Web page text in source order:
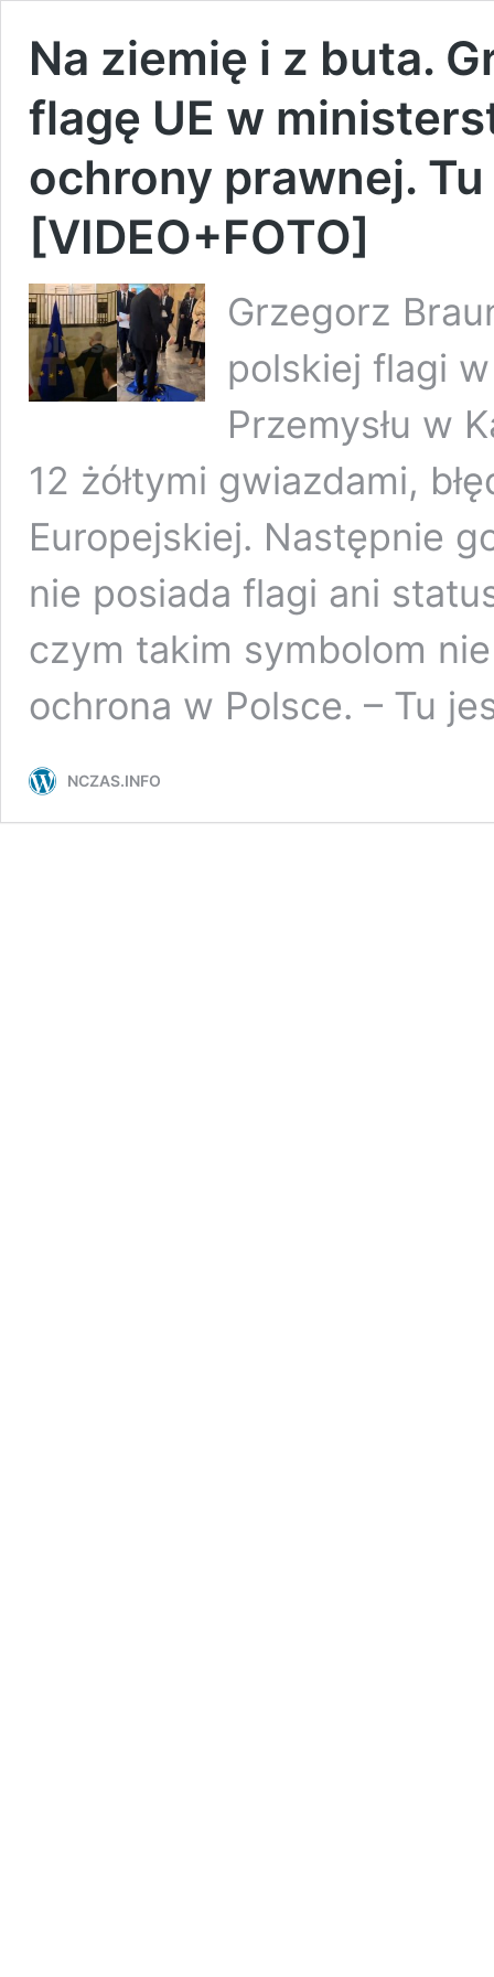
Na ziemię i z buta.
flagę UE w
ochrony prawnej.
[VIDEO+FOTO]
Grzegorz
polskiej flagi
Przemysłu w
12 żółtymi gwiazdami,
Europejskiej. Następnie
nie posiada flagi ani
czym takim symbolom
ochrona w Polsce. – Tu
NCZAS.INFO